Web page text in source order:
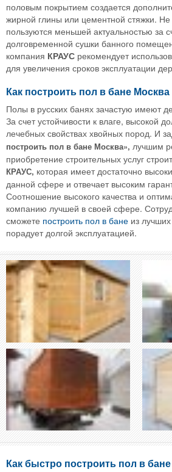
половым покрытием создается
жирной глины или цементной стяжки.
пользуются меньшей актуальностью за
долговременной сушки банного
компания КРАУС рекомендует
для увеличения сроков эксплуатации
Как построить пол в бане Москва
Полы в русских банях зачастую имеют
За счет устойчивости к влаге, высокой
лечебных свойствах хвойных пород. И
построить пол в бане Москва», лучшим
приобретение строительных услуг
КРАУС, которая имеет достаточно
данной сфере и отвечает высоким
Соотношение высокого качества и
компанию лучшей в своей сфере.
сможете построить пол в бане из
порадует долгой эксплуатацией.
Как быстро построить пол в бане